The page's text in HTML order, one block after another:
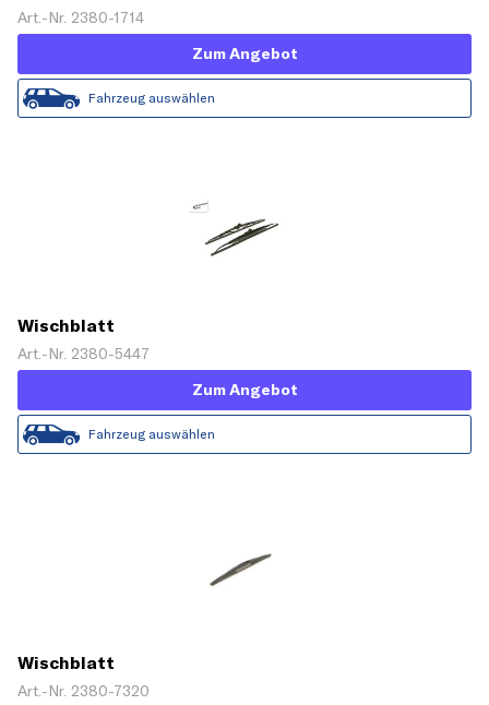
Art.-Nr. 2380-1714
Zum Angebot
Fahrzeug auswählen
Wischblatt
Art.-Nr. 2380-5447
Zum Angebot
Fahrzeug auswählen
Wischblatt
Art.-Nr. 2380-7320